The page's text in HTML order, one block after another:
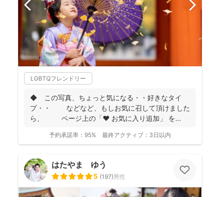
LGBTQフレンドリー
◆ この写真、ちょっと気になる・・好きなタイ
プ・・ などなど、もしお気に召して頂けました
ら、 ページ上の「❤ お気に入り追加」 を
予約承諾率： 95% 最終アクティブ： 3日以内
はたやま ゆう
5 (197)男性